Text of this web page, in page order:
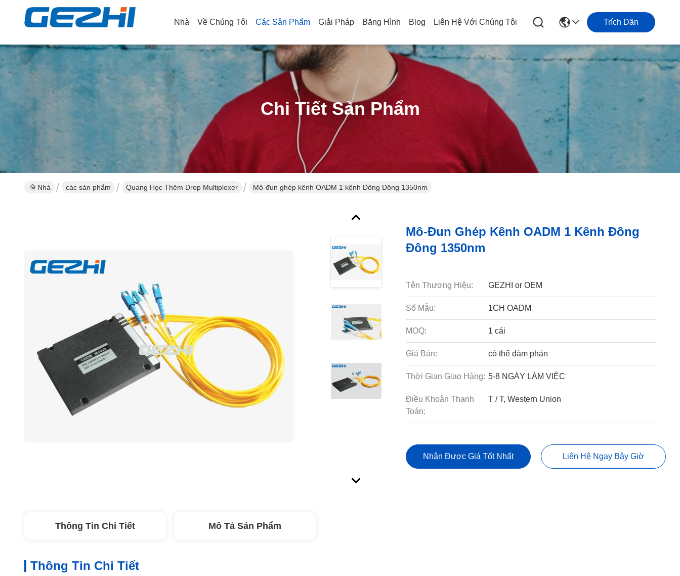
Nhà Về Chúng Tôi Các Sản Phẩm Giải Pháp Băng Hình Blog Liên Hệ Với Chúng Tôi Trích Dẫn
Chi Tiết Sản Phẩm
Nhà các sản phẩm Quang Học Thêm Drop Multiplexer Mô-đun ghép kênh OADM 1 kênh Đông Đông 1350nm
Mô-Đun Ghép Kênh OADM 1 Kênh Đông
Đông 1350nm
Tên Thương Hiệu: GEZHI or OEM
Số Mẫu: 1CH OADM
MOQ: 1 cái
Giá Bán: có thể đàm phán
Thời Gian Giao Hàng: 5-8 NGÀY LÀM VIỆC
Điều Khoản Thanh
Toán:
T / T, Western Union
Nhận Được Giá Tốt Nhất Liên Hệ Ngay Bây Giờ
Thông Tin Chi Tiết Mô Tả Sản Phẩm
Thông Tin Chi Tiết